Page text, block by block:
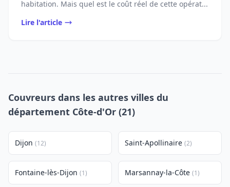
habitation. Mais quel est le coût réel de cette opérat...
Lire l'article
Couvreurs dans les autres villes du
département Côte-d'Or (21)
Dijon (12) Saint-Apollinaire (2)
Fontaine-lès-Dijon (1) Marsannay-la-Côte (1)